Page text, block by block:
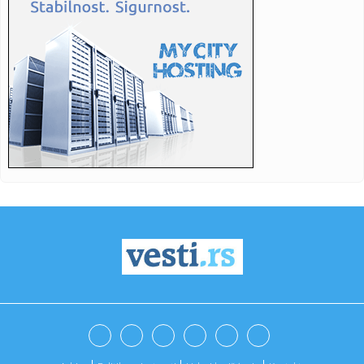
18:48:
18:48:Ribolovački kapitalac uhvaćena na Bilećkom jezeru,
dugačak 2 ...
18:48:Crvena, žuta, zelena ili plava: Šta znače lampice na
instrumen...
18:46:Vučić najavio veća primanja građana: "Penzije će da prate
pl...
Sudar vozova u Hrvatskoj, nikom od povređenih nije
BIRODI: Građanima ne treba predsednik Saveta REM-a, već
da REM ...